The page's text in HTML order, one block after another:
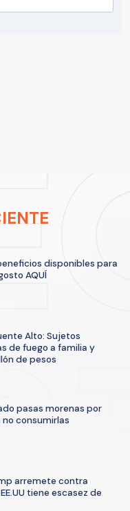
disponibles para
AQUÍ
Alto: Sujetos
de fuego a familia y
de pesos
pasas morenas por
consumirlas
arremete contra
tiene escasez de